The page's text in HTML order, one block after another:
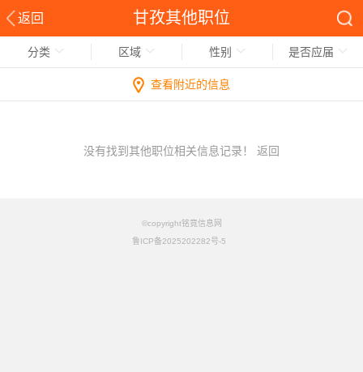
返回 甘孜其他职位
分类 区域 性别 是否应届
查看附近的信息
没有找到其他职位相关信息记录！ 返回
©copyright铭竟信息网
鲁ICP备2025202282号-5